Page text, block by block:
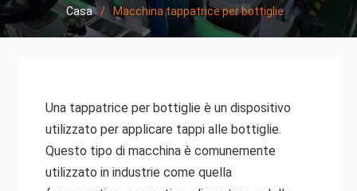
Casa Macchina tappatrice per bottiglie
Una tappatrice per bottiglie è un dispositivo
utilizzato per applicare tappi alle bottiglie.
Questo tipo di macchina è comunemente
utilizzato in industrie come quella